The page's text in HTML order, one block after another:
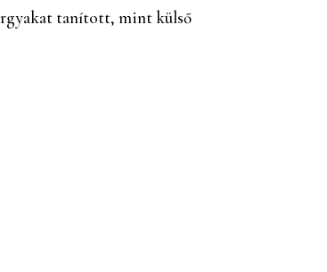
tanított, mint külső